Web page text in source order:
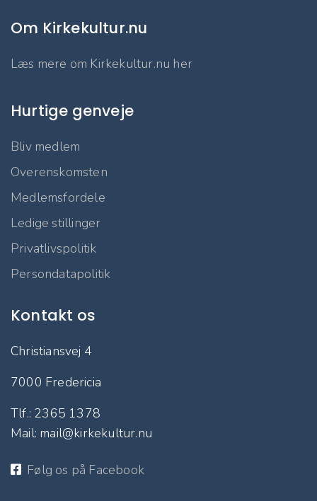
Om Kirkekultur.nu
Læs mere om Kirkekultur.nu her
Hurtige genveje
Bliv medlem
Overenskomsten
Medlemsfordele
Ledige stillinger
Privatlivspolitik
Persondatapolitik
Kontakt os
Christiansvej 4
7000 Fredericia
Tlf.: 2365 1378
Mail: mail@kirkekultur.nu
Følg os på Facebook